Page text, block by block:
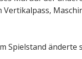
Spielstand änderte